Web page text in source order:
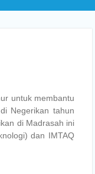
untuk membantu
Negerikan tahun
di Madrasah ini
dan IMTAQ